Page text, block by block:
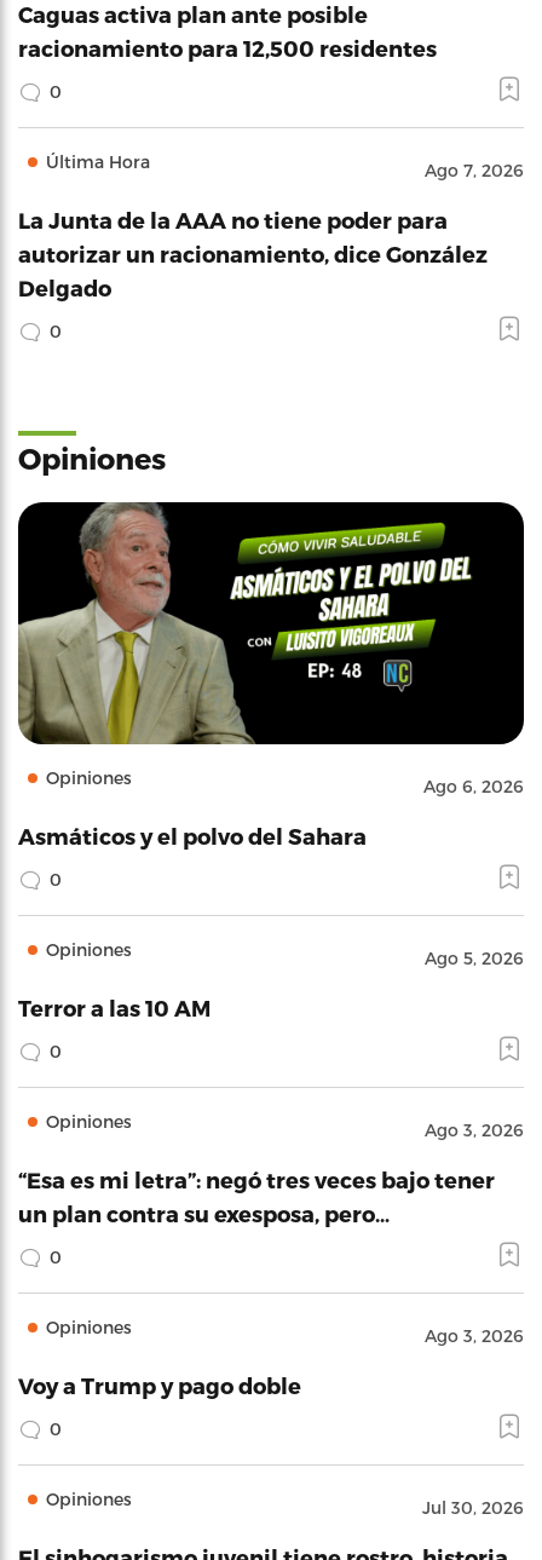
Caguas activa plan ante posible
racionamiento para 12,500 residentes
0
Última Hora Ago 7, 2026
La Junta de la AAA no tiene poder para
autorizar un racionamiento, dice González
Delgado
0
Opiniones
Opiniones Ago 6, 2026
Asmáticos y el polvo del Sahara
0
Opiniones Ago 5, 2026
Terror a las 10 AM
0
Opiniones Ago 3, 2026
“Esa es mi letra”: negó tres veces bajo tener
un plan contra su exesposa, pero…
0
Opiniones Ago 3, 2026
Voy a Trump y pago doble
0
Opiniones Jul 30, 2026